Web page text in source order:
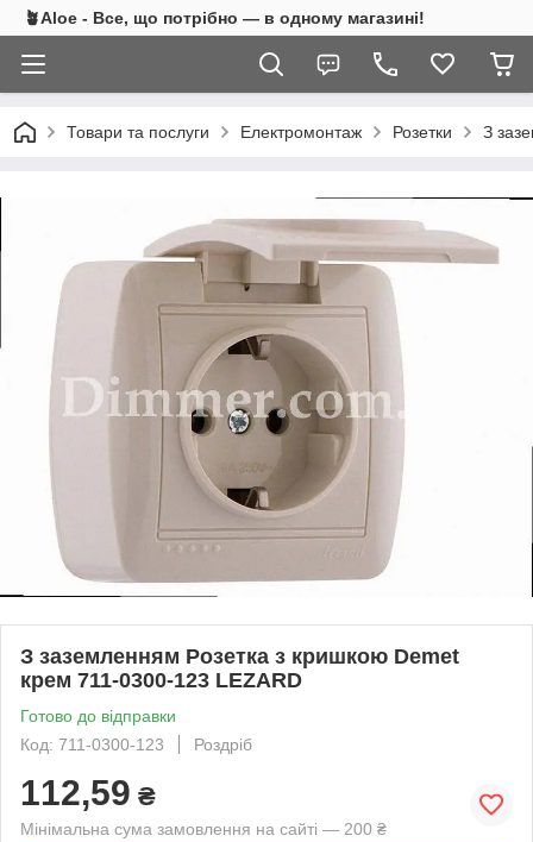
🪴Aloe - Все, що потрібно — в одному магазині!
Товари та послуги Електромонтаж Розетки З
З заземленням Розетка з кришкою Demet
крем 711-0300-123 LEZARD
Готово до відправки
Код: 711-0300-123
Роздріб
112,59 ₴
Мінімальна сума замовлення на сайті — 200 ₴